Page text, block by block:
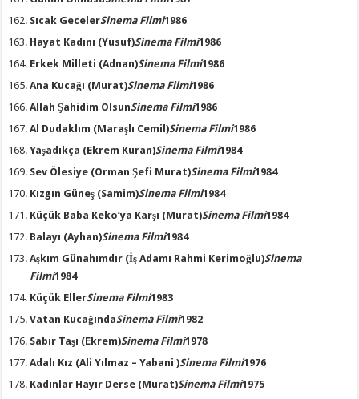
Sıcak GecelerSinema Filmi1986
Hayat Kadını (Yusuf)Sinema Filmi1986
Erkek Milleti (Adnan)Sinema Filmi1986
Ana Kucağı (Murat)Sinema Filmi1986
Allah Şahidim OlsunSinema Filmi1986
Al Dudaklım (Maraşlı Cemil)Sinema Filmi1986
Yaşadıkça (Ekrem Kuran)Sinema Filmi1984
Sev Ölesiye (Orman Şefi Murat)Sinema Filmi1984
Kızgın Güneş (Samim)Sinema Filmi1984
Küçük Baba Keko’ya Karşı (Murat)Sinema Filmi1984
Balayı (Ayhan)Sinema Filmi1984
Aşkım Günahımdır (İş Adamı Rahmi Kerimoğlu)Sinema
Filmi1984
Küçük EllerSinema Filmi1983
Vatan KucağındaSinema Filmi1982
Sabır Taşı (Ekrem)Sinema Filmi1978
Adalı Kız (Ali Yılmaz – Yabani )Sinema Filmi1976
Kadınlar Hayır Derse (Murat)Sinema Filmi1975